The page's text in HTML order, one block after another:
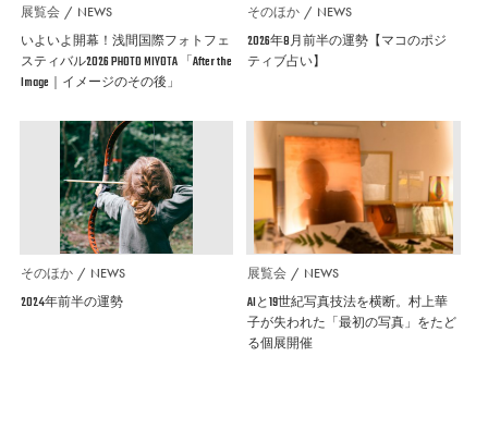
展覧会 NEWS
いよいよ開幕！浅間国際フォトフェ
スティバル2026 PHOTO MIYOTA 「After the
Image｜イメージのその後」
そのほか NEWS
2026年8月前半の運勢【マコのポジ
ティブ占い】
そのほか NEWS
2024年前半の運勢
展覧会 NEWS
AIと19世紀写真技法を横断。村上華
子が失われた「最初の写真」をたど
る個展開催